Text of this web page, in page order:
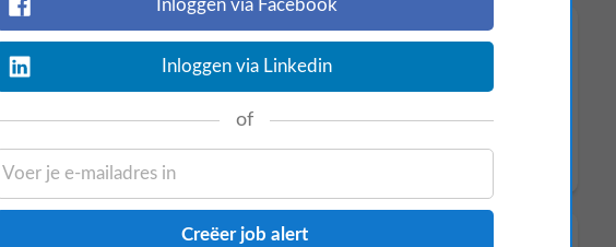
1 maand geleden
die samen zorgen voor tevreden
in de moderne fabriek in
Inloggen via Facebook
Inloggen via Linkedin
of